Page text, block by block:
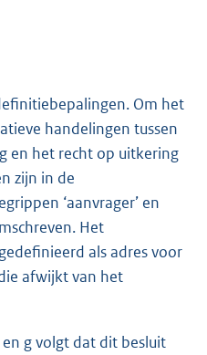
Om het
handelingen tussen
en het recht op uitkering
zijn in de
‘aanvrager’ en
Het
als adres voor
afwijkt van het
g volgt dat dit besluit